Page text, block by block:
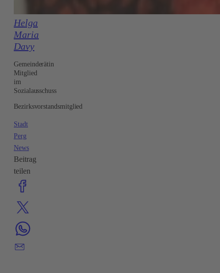
Helga
Maria
Davy
Gemeinderätin
Mitglied
im
Sozialausschuss
Bezirksvorstandsmitglied
Stadt
Perg
News
Beitrag
teilen